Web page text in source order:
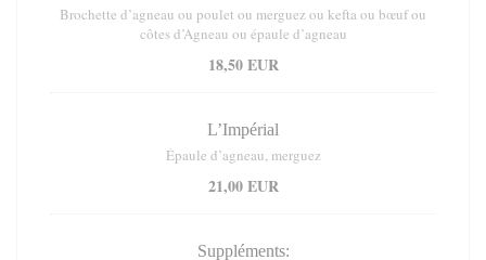
Brochette d’agneau ou poulet ou merguez ou kefta ou bœuf ou
côtes d’Agneau ou épaule d’agneau
18,50 EUR
L’Impérial
Épaule d’agneau, merguez
21,00 EUR
Suppléments: